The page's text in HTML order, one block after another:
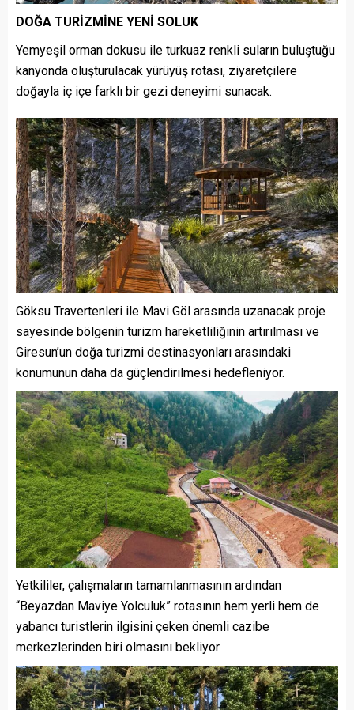
DOĞA TURİZMİNE YENİ SOLUK
Yemyeşil orman dokusu ile turkuaz renkli suların buluştuğu
kanyonda oluşturulacak yürüyüş rotası, ziyaretçilere
doğayla iç içe farklı bir gezi deneyimi sunacak.
Göksu Travertenleri ile Mavi Göl arasında uzanacak proje
sayesinde bölgenin turizm hareketliliğinin artırılması ve
Giresun’un doğa turizmi destinasyonları arasındaki
konumunun daha da güçlendirilmesi hedefleniyor.
Yetkililer, çalışmaların tamamlanmasının ardından
“Beyazdan Maviye Yolculuk” rotasının hem yerli hem de
yabancı turistlerin ilgisini çeken önemli cazibe
merkezlerinden biri olmasını bekliyor.